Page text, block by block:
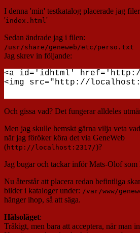
I denna 'min' testkatalog placerade jag
'index.html'
Sedan ändrade jag i filen:
/usr/share/geneweb/etc/perso.txt
Jag skrev in följande:
<a id='idhtml' href='http://
Och gissa vad? Det fungerar alldeles
Men jag skulle hemskt gärna vilja veta
när jag föröker köra det via GeneWeb
(http://localhost:2317/)?
Jag bugar och tackar inför Mats-Olof som
Nu återstår att placera redan befintliga
bilder i kataloger under: /var/www/
hänger ihop, så att säga.
Hälsoläget:
Tråkigt, men bara att acceptera, när man